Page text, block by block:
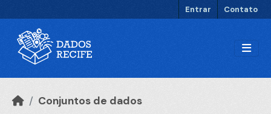
Entrar Contato
Conjuntos de dados